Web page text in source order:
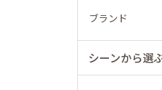
ブランド
シーンから選